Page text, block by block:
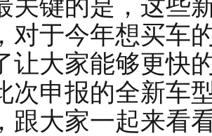
关键的是，这些
对于今年想买车
让大家能够更快
次申报的全新车
跟大家一起来看